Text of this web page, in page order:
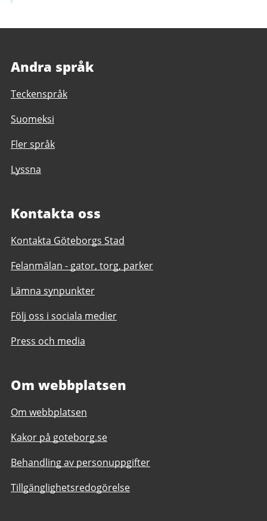
Andra språk
Teckenspråk
Suomeksi
Fler språk
Lyssna
Kontakta oss
Kontakta Göteborgs Stad
Felanmälan - gator, torg, parker
Lämna synpunkter
Följ oss i sociala medier
Press och media
Om webbplatsen
Om webbplatsen
Kakor på goteborg.se
Behandling av personuppgifter
Tillgänglighetsredogörelse